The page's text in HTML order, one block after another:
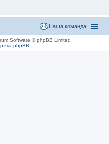
Наша команда
Software © phpBB Limited
phpBB